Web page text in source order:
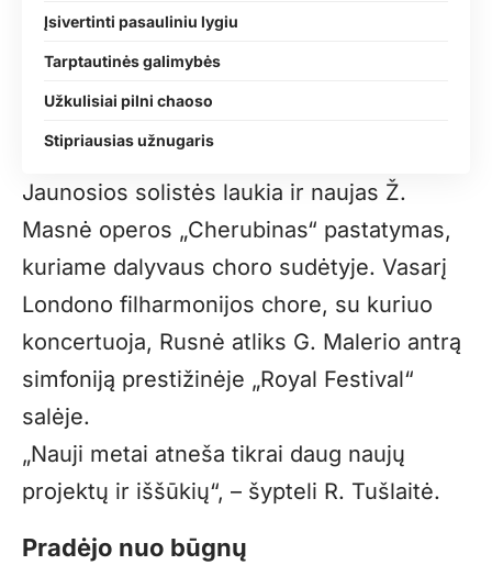
Įsivertinti pasauliniu lygiu
Tarptautinės galimybės
Užkulisiai pilni chaoso
Stipriausias užnugaris
Jaunosios solistės laukia ir naujas Ž.
Masnė operos „Cherubinas“ pastatymas,
kuriame dalyvaus choro sudėtyje. Vasarį
Londono filharmonijos chore, su kuriuo
koncertuoja, Rusnė atliks G. Malerio antrą
simfoniją prestižinėje „Royal Festival“
salėje.
„Nauji metai atneša tikrai daug naujų
projektų ir iššūkių“, – šypteli R. Tušlaitė.
Pradėjo nuo būgnų